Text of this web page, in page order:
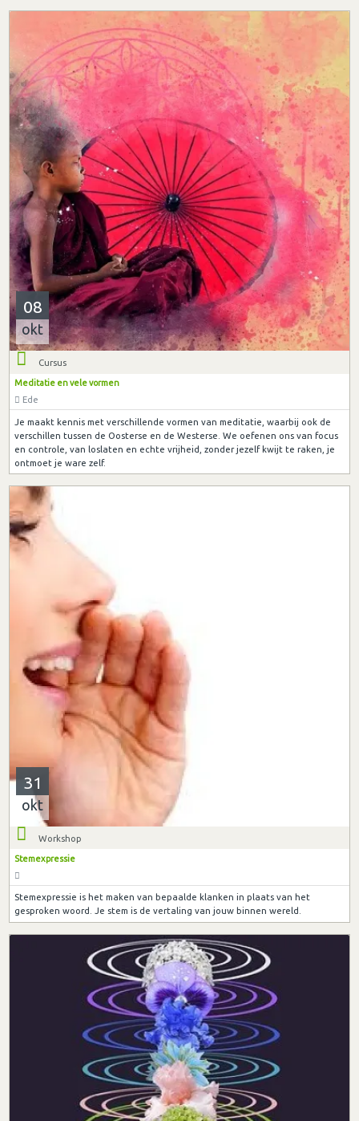
08
okt
Cursus
Meditatie en vele vormen
Ede
Je maakt kennis met verschillende vormen van meditatie, waarbij ook de
verschillen tussen de Oosterse en de Westerse. We oefenen ons van focus
en controle, van loslaten en echte vrijheid, zonder jezelf kwijt te raken, je
ontmoet je ware zelf.
31
okt
Workshop
Stemexpressie
Stemexpressie is het maken van bepaalde klanken in plaats van het
gesproken woord. Je stem is de vertaling van jouw binnen wereld.